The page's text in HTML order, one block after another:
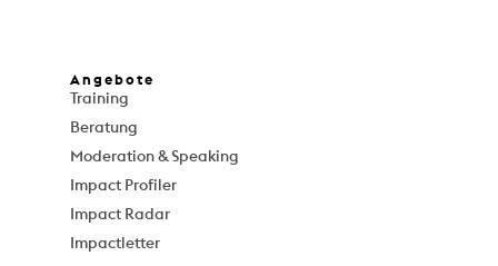
Angebote
Training
Beratung
Moderation & Speaking
Impact Profiler
Impact Radar
Impactletter